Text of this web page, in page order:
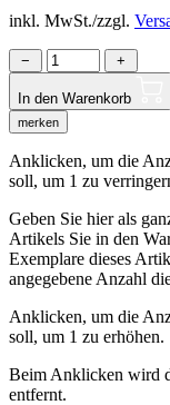
inkl. MwSt./zzgl.
− +
In den Warenkorb
merken
Anklicken, um die
soll, um 1 zu
Geben Sie hier als
Artikels Sie in den
Exemplare dieses
angegebene Anzahl
Anklicken, um die
soll, um 1 zu erhöhen.
Beim Anklicken wird
entfernt.